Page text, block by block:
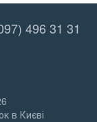
496 31 31
в Києві